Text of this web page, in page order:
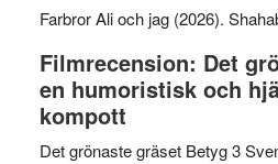
Farbror Ali och jag (2026).
Filmrecension: Det
en humoristisk och
kompott
Det grönaste gräset Betyg 3